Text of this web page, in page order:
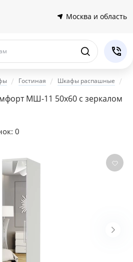
Москва и область
Гостиная Шкафы распашные
МШ-11 50х60 с зеркалом
0